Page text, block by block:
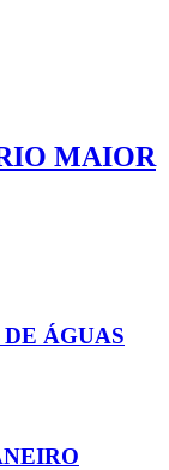
MAIOR
ÁGUAS